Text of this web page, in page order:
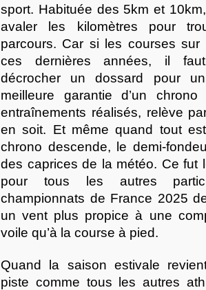
sport. Habituée des 5km et
avaler les kilomètres pour
parcours. Car si les courses sur
ces dernières années, il
décrocher un dossard pour
meilleure garantie d’un
entraînements réalisés, relève
en soit. Et même quand tout
chrono descende, le demi-
des caprices de la météo. Ce fut
pour tous les autres
championnats de France 2025
un vent plus propice à une
voile qu’à la course à pied.
Quand la saison estivale
piste comme tous les autres